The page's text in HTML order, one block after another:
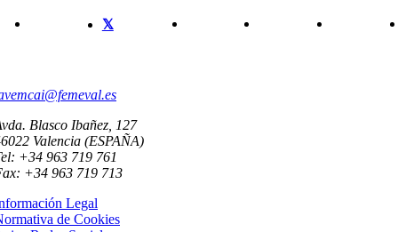
Blasco Ibañez, 127
Valencia (ESPAÑA)
+34 963 719 761
+34 963 719 713
Legal
de Cookies